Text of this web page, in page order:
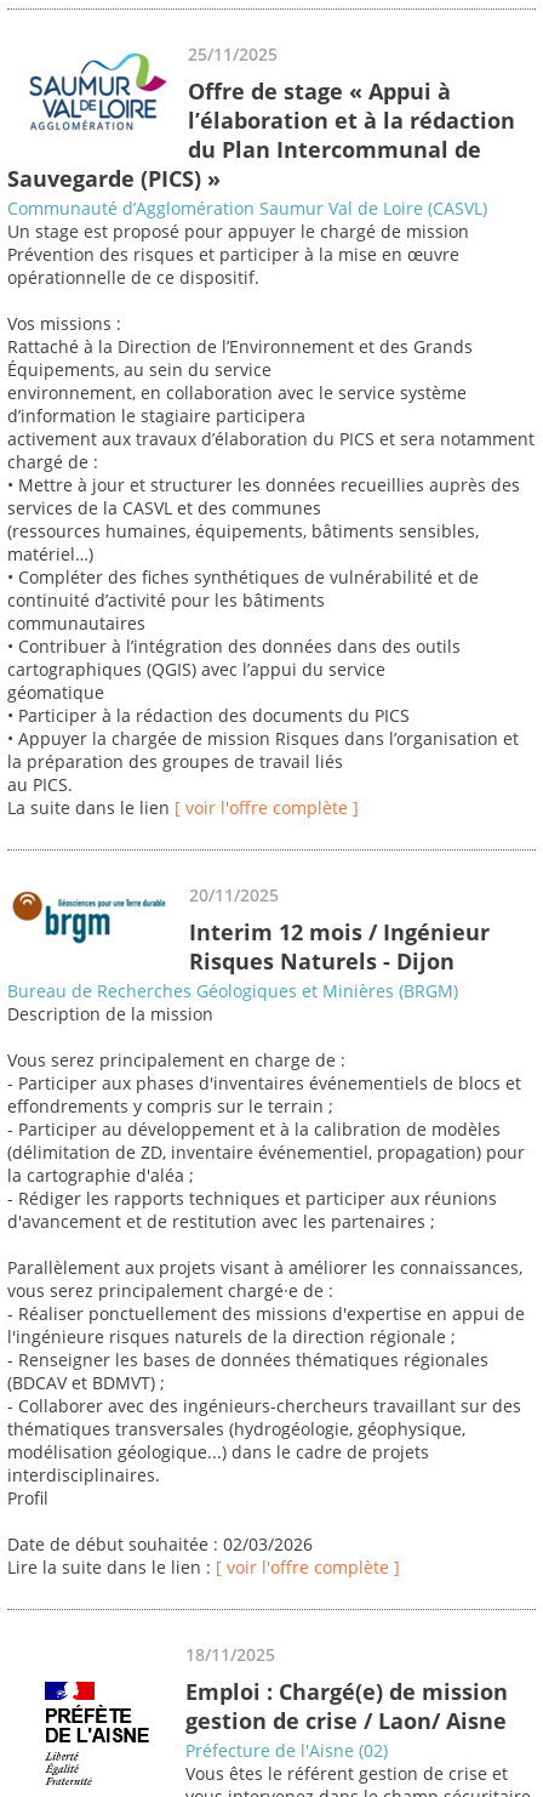
25/11/2025
Offre de stage « Appui à
l’élaboration et à la rédaction
du Plan Intercommunal de
Sauvegarde (PICS) »
Communauté d’Agglomération Saumur Val de Loire (CASVL)
Un stage est proposé pour appuyer le chargé de mission
Prévention des risques et participer à la mise en œuvre
opérationnelle de ce dispositif.
Vos missions :
Rattaché à la Direction de l’Environnement et des Grands
Équipements, au sein du service
environnement, en collaboration avec le service système
d’information le stagiaire participera
activement aux travaux d’élaboration du PICS et sera notamment
chargé de :
• Mettre à jour et structurer les données recueillies auprès des
services de la CASVL et des communes
(ressources humaines, équipements, bâtiments sensibles,
matériel…)
• Compléter des fiches synthétiques de vulnérabilité et de
continuité d’activité pour les bâtiments
communautaires
• Contribuer à l’intégration des données dans des outils
cartographiques (QGIS) avec l’appui du service
géomatique
• Participer à la rédaction des documents du PICS
• Appuyer la chargée de mission Risques dans l’organisation et
la préparation des groupes de travail liés
au PICS.
La suite dans le lien [ voir l'offre complète ]
20/11/2025
Interim 12 mois / Ingénieur
Risques Naturels - Dijon
Bureau de Recherches Géologiques et Minières (BRGM)
Description de la mission
Vous serez principalement en charge de :
- Participer aux phases d'inventaires événementiels de blocs et
effondrements y compris sur le terrain ;
- Participer au développement et à la calibration de modèles
(délimitation de ZD, inventaire événementiel, propagation) pour
la cartographie d'aléa ;
- Rédiger les rapports techniques et participer aux réunions
d'avancement et de restitution avec les partenaires ;
Parallèlement aux projets visant à améliorer les connaissances,
vous serez principalement chargé·e de :
- Réaliser ponctuellement des missions d'expertise en appui de
l'ingénieure risques naturels de la direction régionale ;
- Renseigner les bases de données thématiques régionales
(BDCAV et BDMVT) ;
- Collaborer avec des ingénieurs-chercheurs travaillant sur des
thématiques transversales (hydrogéologie, géophysique,
modélisation géologique...) dans le cadre de projets
interdisciplinaires.
Profil
Date de début souhaitée : 02/03/2026
Lire la suite dans le lien : [ voir l'offre complète ]
18/11/2025
Emploi : Chargé(e) de mission
gestion de crise / Laon/ Aisne
Préfecture de l'Aisne (02)
Vous êtes le référent gestion de crise et